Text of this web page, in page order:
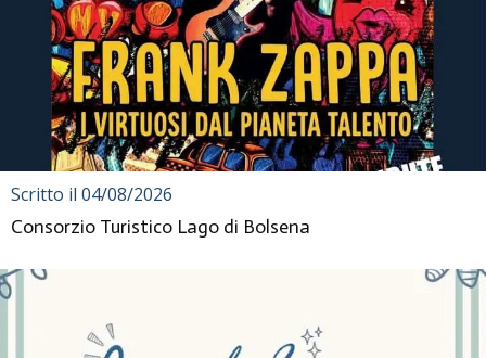
Scritto il 04/08/2026
Consorzio Turistico Lago di Bolsena